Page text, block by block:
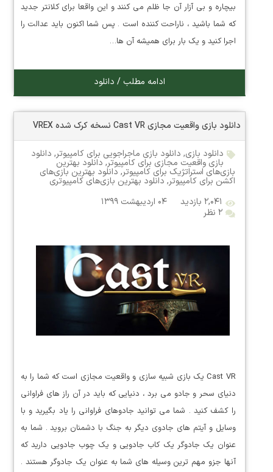
بیچاره و بی آزار آن جا ظلم می کنند و این واقعا برای کلانتر جدید
که شما باشید ، ناراحت کننده است . پس شما اکنون باید عدالت را
اجرا کنید و یک بار برای همیشه آن ها…
ادامه مطلب / دانلود
دانلود بازی واقعیت مجازی Cast VR نسخه کرک شده VREX
دانلود بازی, دانلود بازی ماجراجویی برای کامپیوتر, دانلود
بازی واقعیت مجازی برای کامپیوتر,دانلود بهترین
بازی‌های استراتژیک برای کامپیوتر, دانلود بهترین بازی‌های
اکشن برای کامپیوتر, دانلود بهترین بازی‌های کامپیوتری
۲,۰۴۱ بازدید
۰۴ اردیبهشت ۱۳۹۹
۲ نظر
Cast VR یک بازی شبیه سازی و واقعیت مجازی است که شما را به
دنیای سحر و جادو می برد ، دنیایی که باید در آن راز های فراوانی
را کشف کنید . شما می توانید جادوهای فراوانی را یاد بگیرید و با
وسایل و آیتم های جادوی دیگر به جنگ با دشمنان بروید . شما به
عنوان یک جادوگر یک کاب جادویی و یک چوب جادویی دارید که
آنها جزو مهم ترین وسیله های شما به عنوان یک جادوگر هستند .